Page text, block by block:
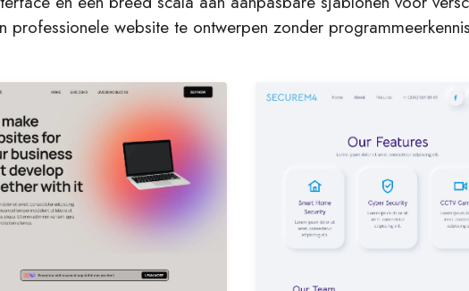
professionele website te ontwerpen zonder